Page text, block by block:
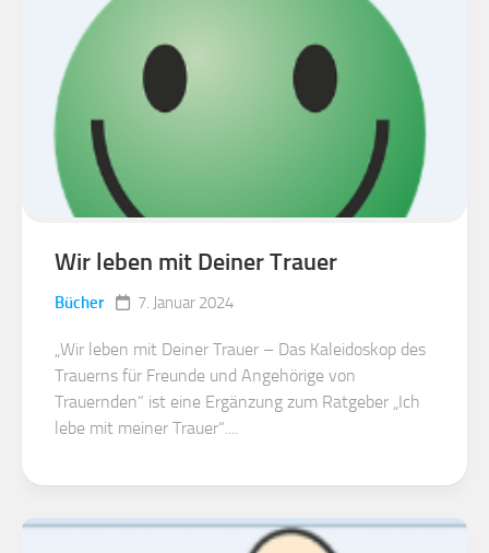
Wir leben mit Deiner Trauer
Bücher 7. Januar 2024
„Wir leben mit Deiner Trauer – Das Kaleidoskop des
Trauerns für Freunde und Angehörige von
Trauernden“ ist eine Ergänzung zum Ratgeber „Ich
lebe mit meiner Trauer“....